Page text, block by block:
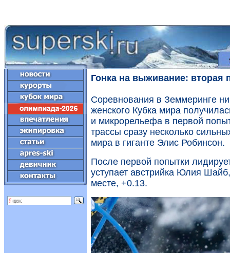
Гонка на выживание: вторая
Соревнования в Земмеринге
женского Кубка мира
и микрорельефа в первой
трассы сразу несколько
мира в гиганте Элис Робинсон.
После первой попытки
уступает австрийка Юлия
месте, +0.13.